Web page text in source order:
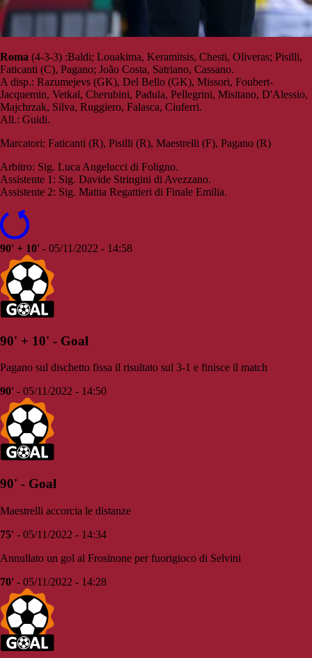
Roma (4-3-3) :Baldi; Louakima, Keramitsis, Chesti, Oliveras; Pisilli,
Faticanti (C), Pagano; João Costa, Satriano, Cassano.
A disp.: Razumejevs (GK), Del Bello (GK), Missori, Foubert-
Jacquemin, Vetkal, Cherubini, Padula, Pellegrini, Misitano, D'Alessio,
Majchrzak, Silva, Ruggiero, Falasca, Ciuferri.
All.: Guidi.
Marcatori: Faticanti (R), Pisilli (R), Maestrelli (F), Pagano (R)
Arbitro: Sig. Luca Angelucci di Foligno.
Assistente 1: Sig. Davide Stringini di Avezzano.
Assistente 2: Sig. Mattia Regattieri di Finale Emilia.
90' + 10' - 05/11/2022 - 14:58
90' + 10' - Goal
Pagano sul dischetto fissa il risultato sul 3-1 e finisce il match
90' - 05/11/2022 - 14:50
90' - Goal
Maestrelli accorcia le distanze
75' - 05/11/2022 - 14:34
Annullato un gol al Frosinone per fuorigioco di Selvini
70' - 05/11/2022 - 14:28